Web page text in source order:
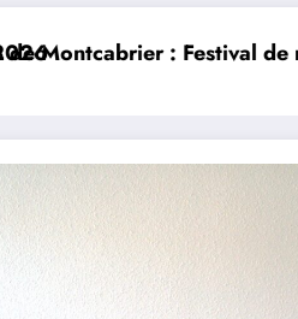
9 aoûtLégendaire dimanche 9